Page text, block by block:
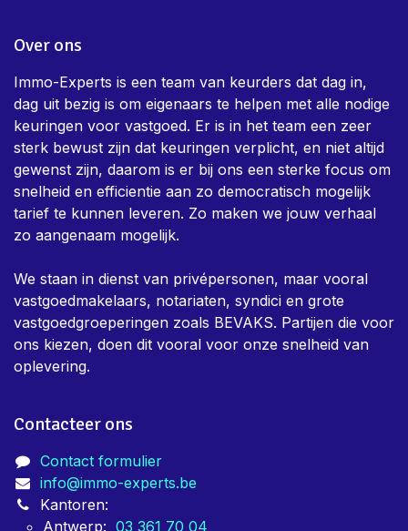
Over ons
Immo-Experts is een team van keurders dat dag in,
dag uit bezig is om eigenaars te helpen met alle nodige
keuringen voor vastgoed. Er is in het team een zeer
sterk bewust zijn dat keuringen verplicht, en niet altijd
gewenst zijn, daarom is er bij ons een sterke focus om
snelheid en efficientie aan zo democratisch mogelijk
tarief te kunnen leveren. Zo maken we jouw verhaal
zo aangenaam mogelijk.
We staan in dienst van privépersonen, maar vooral
vastgoedmakelaars, notariaten, syndici en grote
vastgoedgroeperingen zoals BEVAKS. Partijen die voor
ons kiezen, doen dit vooral voor onze snelheid van
oplevering.
Contacteer ons
Contact formulier
info@immo-experts.be
Kantoren:
Antwerp: 03 361 70 04